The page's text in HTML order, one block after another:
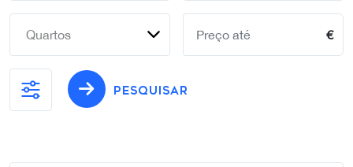
Quartos €
PESQUISAR